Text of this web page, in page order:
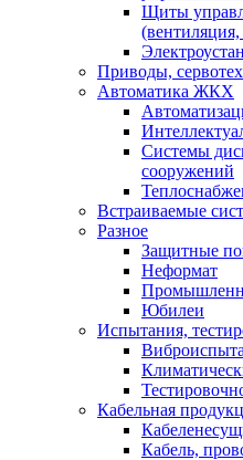
Щиты
Приводы,
Автоматика ЖКХ
Системы
сооружений
Встраиваемые
Разное
Защитные
Неформат
Юбилеи
Испытания,
Кабельная
Кабель,